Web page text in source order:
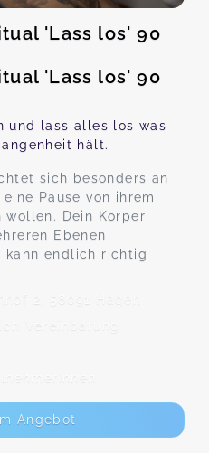
'Lass los' 90
'Lass los' 90
und lass alles los was
hält.
sich besonders an
Pause von ihrem
wollen. Dein Körper
Ebenen
kann endlich richtig
2, 58091 Hagen
Vereinbarung
Angebot